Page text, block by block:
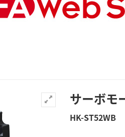
サーボモ
HK-ST52WB